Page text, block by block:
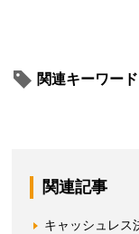
関連キーワード
関連記事
キャッシュレ